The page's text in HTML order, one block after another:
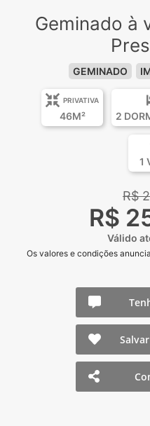
Geminado à
GEMINADO
PRIVATIVA
46M² 2
1
R$
R$
Válido
Os valores e condições